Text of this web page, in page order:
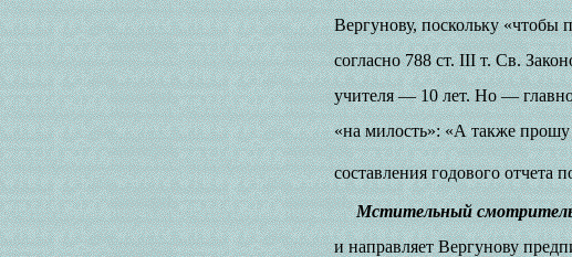
Вергунову, поскольку
согласно 788 ст.IIIт. Св.
учителя — 10 лет. Но —
«на милость»: «А также прошу
составления годового
Мстительный
и направляет Вергунову